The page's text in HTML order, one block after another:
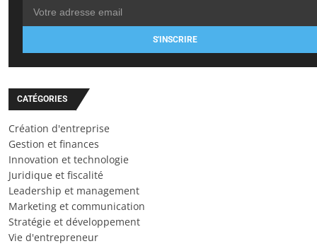
S'INSCRIRE
CATÉGORIES
Création d'entreprise
Gestion et finances
Innovation et technologie
Juridique et fiscalité
Leadership et management
Marketing et communication
Stratégie et développement
Vie d'entrepreneur